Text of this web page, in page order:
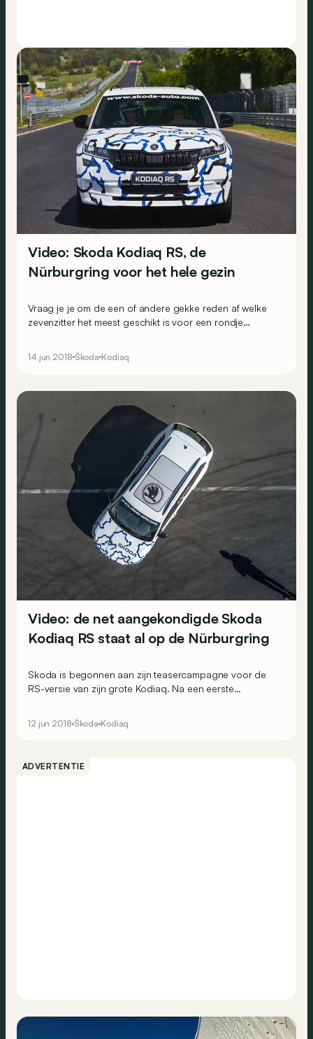
Video: Skoda Kodiaq RS, de
Nürburgring voor het hele gezin
Vraag je je om de een of andere gekke reden af welke
zevenzitter het meest geschikt is voor een rondje
14 jun 2018 Škoda Kodiaq
Video: de net aangekondigde Skoda
Kodiaq RS staat al op de Nürburgring
Skoda is begonnen aan zijn teasercampagne voor de
RS-versie van zijn grote Kodiaq. Na een eerste
de SUV op de Nürburgring.
12 jun 2018 Škoda Kodiaq
ADVERTENTIE